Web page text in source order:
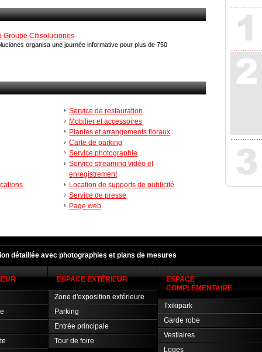
Groupe Citisoluciones
organisa une journée informative pour plus de 750
Service de restauration
Mobilier et accessoires
Plantes et arrangements floraux
Carte de parking
Service photographie
Service streaming vidéo et
enregistrement
Location de supports de publicité
Service de presse
Page web
détaillée avec photographies et plans de mesures
ESPACE EXTÉRIEUR
Zone d'exposition extérieure
Parking
Entrée principale
Tour de foire
ESPACE
COMPLÉMENTAIRE
Txikipark
Garde robe
Vestiaires
Loges